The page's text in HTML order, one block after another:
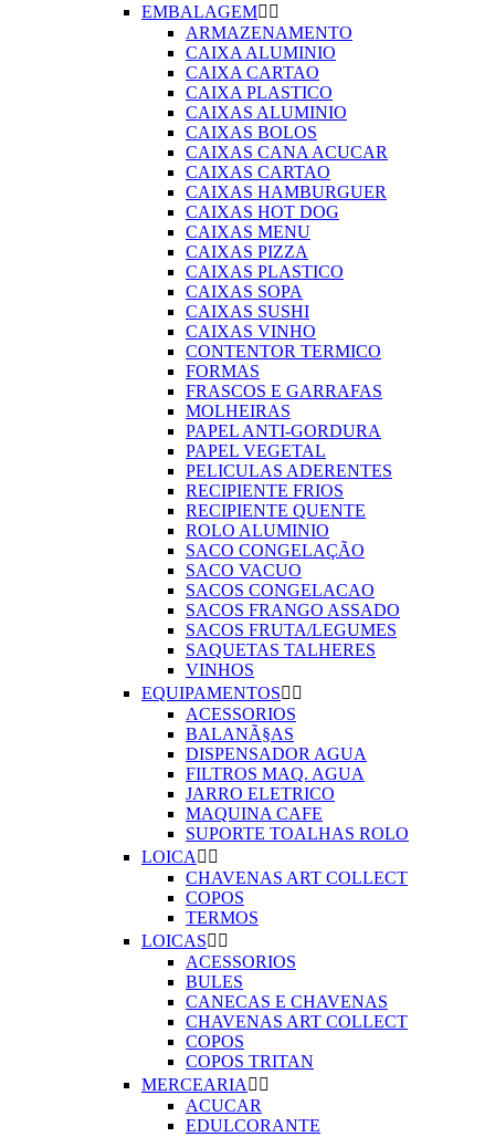
EMBALAGEM 
ARMAZENAMENTO
CAIXA ALUMINIO
CAIXA CARTAO
CAIXA PLASTICO
CAIXAS ALUMINIO
CAIXAS BOLOS
CAIXAS CANA ACUCAR
CAIXAS CARTAO
CAIXAS HAMBURGUER
CAIXAS HOT DOG
CAIXAS MENU
CAIXAS PIZZA
CAIXAS PLASTICO
CAIXAS SOPA
CAIXAS SUSHI
CAIXAS VINHO
CONTENTOR TERMICO
FORMAS
FRASCOS E GARRAFAS
MOLHEIRAS
PAPEL ANTI-GORDURA
PAPEL VEGETAL
PELICULAS ADERENTES
RECIPIENTE FRIOS
RECIPIENTE QUENTE
ROLO ALUMINIO
SACO CONGELAÇÃO
SACO VACUO
SACOS CONGELACAO
SACOS FRANGO ASSADO
SACOS FRUTA/LEGUMES
SAQUETAS TALHERES
VINHOS
EQUIPAMENTOS 
ACESSORIOS
BALANÃ§AS
DISPENSADOR AGUA
FILTROS MAQ. AGUA
JARRO ELETRICO
MAQUINA CAFE
SUPORTE TOALHAS ROLO
LOICA  
CHAVENAS ART COLLECT
COPOS
TERMOS
LOICAS 
ACESSORIOS
BULES
CANECAS E CHAVENAS
CHAVENAS ART COLLECT
COPOS
COPOS TRITAN
MERCEARIA  
ACUCAR
EDULCORANTE